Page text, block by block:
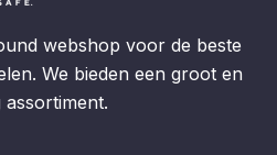
webshop voor de beste
We bieden een groot en